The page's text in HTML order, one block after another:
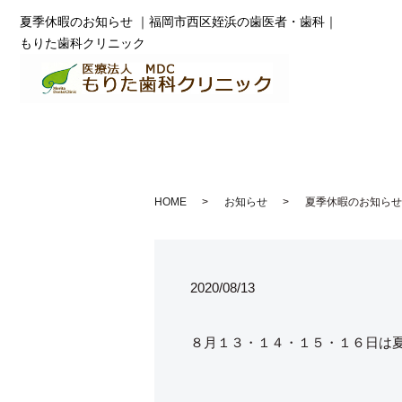
夏季休暇のお知らせ ｜福岡市西区姪浜の歯医者・歯科｜
もりた歯科クリニック
HOME お知らせ 夏季休暇のお知らせ
2020/08/13
８月１３・１４・１５・１６日は